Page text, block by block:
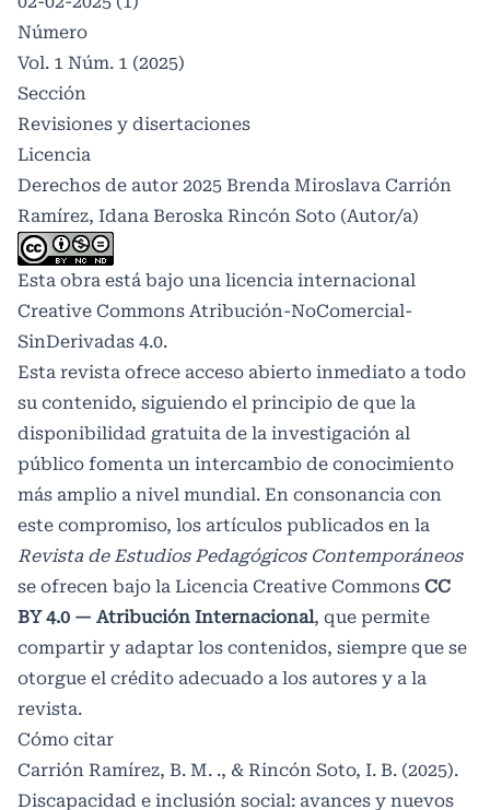
Número
Vol. 1 Núm. 1 (2025)
Sección
Revisiones y disertaciones
Licencia
Derechos de autor 2025 Brenda Miroslava Carrión
Ramírez, Idana Beroska Rincón Soto (Autor/a)
Esta obra está bajo una licencia internacional
Creative Commons Atribución-NoComercial-
SinDerivadas 4.0.
Esta revista ofrece acceso abierto inmediato a todo
su contenido, siguiendo el principio de que la
disponibilidad gratuita de la investigación al
público fomenta un intercambio de conocimiento
más amplio a nivel mundial. En consonancia con
este compromiso, los artículos publicados en la
Revista de Estudios Pedagógicos Contemporáneos
se ofrecen bajo la Licencia Creative Commons CC
BY 4.0 — Atribución Internacional, que permite
compartir y adaptar los contenidos, siempre que se
otorgue el crédito adecuado a los autores y a la
revista.
Cómo citar
Carrión Ramírez, B. M. ., & Rincón Soto, I. B. (2025).
Discapacidad e inclusión social: avances y nuevos